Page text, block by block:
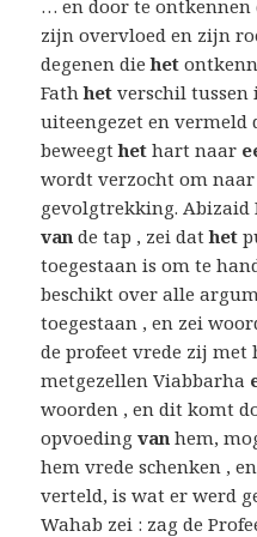
… en door te ontkennen
zijn overvloed en zijn
degenen diehet
Fathhet verschil tussen
uiteengezet en
beweegthet hart naar
wordt verzocht om
gevolgtrekking. Abizaid
van de tap , zei dathet
toegestaan is om te
beschikt over alle
toegestaan , en zei
de profeet vrede zij met
metgezellen Viabbarha
woorden , en dit komt
opvoedingvan hem,
hem vrede schenken ,
verteld, is wat er werd
Wahab zei : zag de